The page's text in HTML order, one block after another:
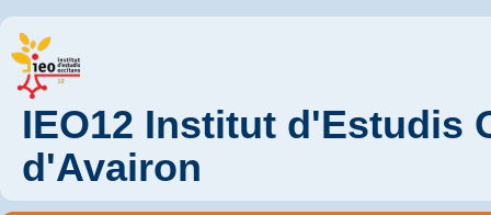
IEO12 Institut d'Estudis
d'Avairon